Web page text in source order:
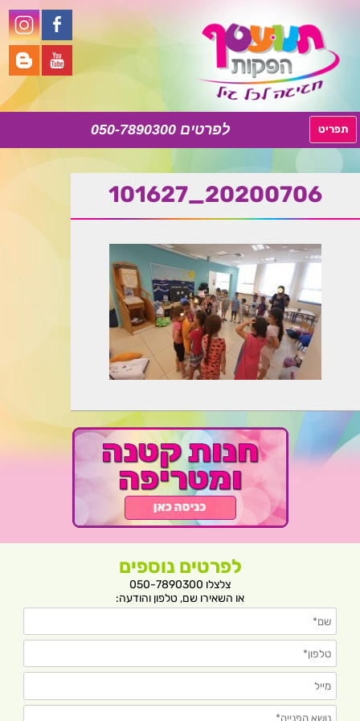
050-7890300 תפריט
לתוכן
20200706_101627
לפרטים נוספים
צלצלו 050-7890300
או השאירו שם, טלפון והודעה: